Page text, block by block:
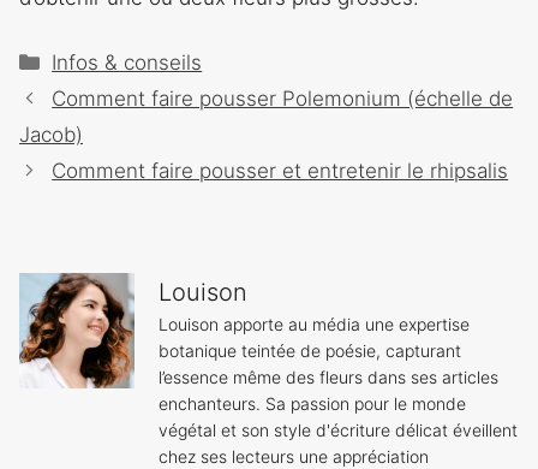
Catégories
Infos & conseils
Navigation
des
Comment faire pousser Polemonium (échelle de
Jacob)
Comment faire pousser et entretenir le rhipsalis
Louison
Louison apporte au média une expertise
botanique teintée de poésie, capturant
l’essence même des fleurs dans ses articles
enchanteurs. Sa passion pour le monde
végétal et son style d'écriture délicat éveillent
chez ses lecteurs une appréciation